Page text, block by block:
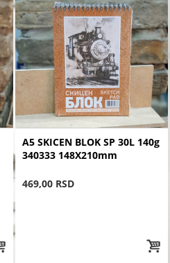
A5 SKICEN BLOK SP 30L 140g
340333 148X210mm
469,00 RSD